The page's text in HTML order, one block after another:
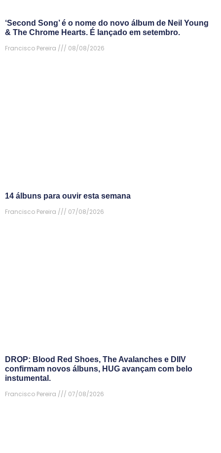
‘Second Song’ é o nome do novo álbum de Neil Young
& The Chrome Hearts. É lançado em setembro.
Francisco Pereira
08/08/2026
14 álbuns para ouvir esta semana
Francisco Pereira
07/08/2026
DROP: Blood Red Shoes, The Avalanches e DIIV
confirmam novos álbuns, HUG avançam com belo
instumental.
Francisco Pereira
07/08/2026